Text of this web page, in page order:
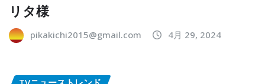
リタ様
pikakichi2015@gmail.com 4月 29, 2024